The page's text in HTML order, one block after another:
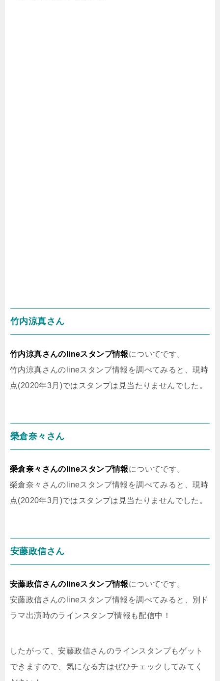
竹内涼真さん
竹内涼真さんのlineスタンプ情報についてです。
竹内涼真さんのlineスタンプ情報を調べてみると、現時
点(2020年3月)ではスタンプは見当たりませんでした。
榮倉奈々さん
榮倉奈々さんのlineスタンプ情報についてです。
榮倉奈々さんのlineスタンプ情報を調べてみると、現時
点(2020年3月)ではスタンプは見当たりませんでした。
安藤政信さん
安藤政信さんのlineスタンプ情報についてです。
安藤政信さんのlineスタンプ情報を調べてみると、別ド
ラマ出演時のラインスタンプ情報も配信中！
したがって、安藤政信さんのラインスタンプもゲット
できますので、気になる方はぜひチェックしてみてく